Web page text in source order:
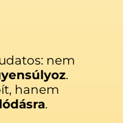
nem
.
hanem
.